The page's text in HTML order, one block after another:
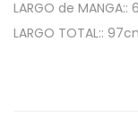
LARGO de MANGA::
LARGO TOTAL::